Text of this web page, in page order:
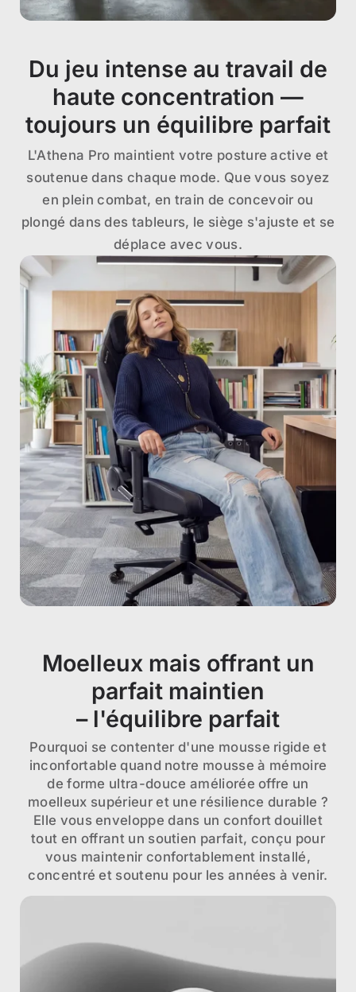
Du jeu intense au travail de
haute concentration —
toujours un équilibre parfait
L'Athena Pro maintient votre posture active et
soutenue dans chaque mode. Que vous soyez
en plein combat, en train de concevoir ou
plongé dans des tableurs, le siège s'ajuste et se
déplace avec vous.
Moelleux mais offrant un
parfait maintien
– l'équilibre parfait
Pourquoi se contenter d'une mousse rigide et
inconfortable quand notre mousse à mémoire
de forme ultra-douce améliorée offre un
moelleux supérieur et une résilience durable ?
Elle vous enveloppe dans un confort douillet
tout en offrant un soutien parfait, conçu pour
vous maintenir confortablement installé,
concentré et soutenu pour les années à venir.